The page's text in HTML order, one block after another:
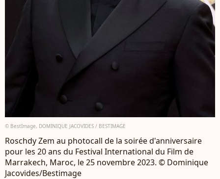
© BestImage, DOMINIQUE JACOVIDES / BESTIMAGE
Roschdy Zem au photocall de la soirée d'anniversaire
pour les 20 ans du Festival International du Film de
Marrakech, Maroc, le 25 novembre 2023. © Dominique
Jacovides/Bestimage